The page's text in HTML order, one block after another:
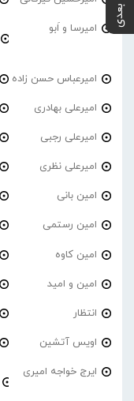
امیرسا و اَبو
امیرعباس حسن زاده
امیرعلی بهادری
امیرعلی رجبی
امیرعلی نظری
امین بانی
امین رستمی
امین کاوه
امین و امید
انتظار
اویس آتشین
ایرج خواجه امیری